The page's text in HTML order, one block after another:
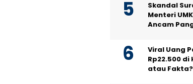
Skandal
Menteri
Ancam
Viral Uang
Rp22.500 di
atau Fakta?